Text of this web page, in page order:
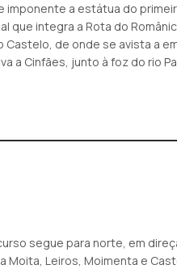
a estátua do
que integra a Rota do
de onde se avista a
a Cinfães, junto à foz do rio
segue para norte, em
Moita, Leiros, Moimenta e